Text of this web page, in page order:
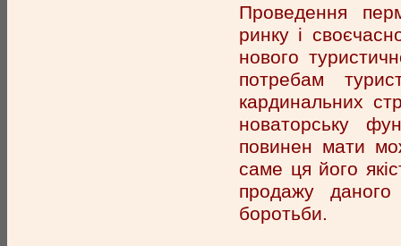
Проведення
ринку і
нового
потребам
кардинальних
новаторську
повинен мати
саме ця його
продажу
боротьби.